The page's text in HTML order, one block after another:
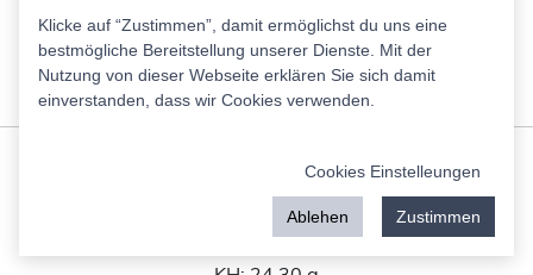
Fett: 2.00 g
Eiweis:1.80 g
KH:26.30 g
Zucker:6.30 g
1.80 g
1.80 g
Klicke auf “Zustimmen”, damit ermöglichst du uns eine
bestmögliche Bereitstellung unserer Dienste. Mit der
Nutzung von dieser Webseite erklären Sie sich damit
einverstanden, dass wir Cookies verwenden.
Cookies Einstelleungen
Ablehen Zustimmen